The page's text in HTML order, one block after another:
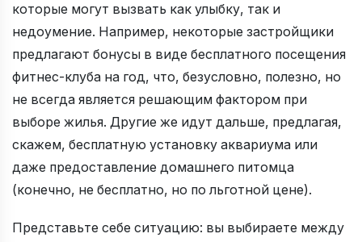
которые могут вызвать как улыбку, так и
недоумение. Например, некоторые застройщики
предлагают бонусы в виде бесплатного посещения
фитнес-клуба на год, что, безусловно, полезно, но
не всегда является решающим фактором при
выборе жилья. Другие же идут дальше, предлагая,
скажем, бесплатную установку аквариума или
даже предоставление домашнего питомца
(конечно, не бесплатно, но по льготной цене).
Представьте себе ситуацию: вы выбираете между